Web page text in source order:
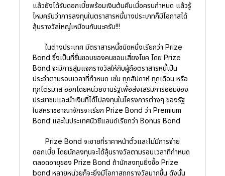
แล้วยังได้รับดอกเบี้ยพร้อมเงินต้นคืนเมื่อครบกำหนด แล้วรู้
ไหมครับว่าการลงทุนในตราสารหนี้บางประเภทก็มีโอกาสได้
ลุ้นรางวัลใหญ่เหมือนกันนะครับ!!!
ในต่างประเทศ มีตราสารหนี้ชนิดหนึ่งเรียกว่า Prize
Bond ซึ่งเป็นที่ชื่นชอบของคนชอบเสี่ยงโชค โดย Prize
Bond จะมีการสุ่มแจกรางวัลให้กับผู้ถือตราสารหนี้เป็น
ประจำตามรอบเวลาที่กำหนด เช่น ทุกสัปดาห์ ทุกเดือน หรือ
ทุกไตรมาส ออกโดยหน่วยงานรัฐเพื่อส่งเสริมการออมของ
ประชาชนและนำเงินที่ได้ไปลงทุนในโครงการต่างๆ ของรัฐ
ในสหราชอาณาจักรจะเรียก Prize Bond ว่า Premium
Bond และในประเทศนิวซีแลนด์เรียกว่า Bonus Bond
Prize Bond จะขายที่ราคาหน้าตั๋วและไม่มีการจ่าย
ดอกเบี้ย โดยนักลงทุนจะได้ลุ้นรางวัลตามรอบเวลาที่กำหนด
ตลอดอายุของ Prize Bond ถ้านักลงทุนยิ่งซื้อ Prize
bond หลายหน่วยก็จะยิ่งมีโอกาสถูกรางวัลมากขึ้น ดังนั้น